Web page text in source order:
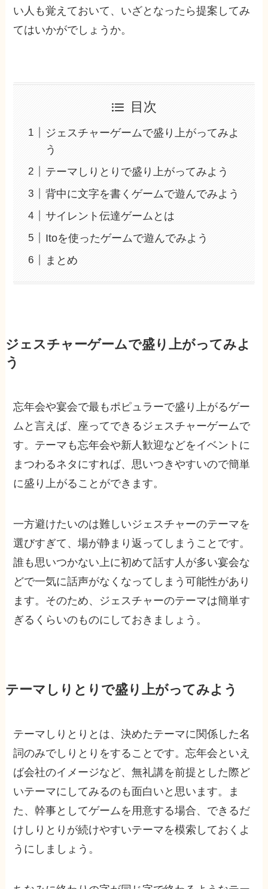
い人も覚えておいて、いざとなったら提案してみ
てはいかがでしょうか。
目次
ジェスチャーゲームで盛り上がってみよ
う
テーマしりとりで盛り上がってみよう
背中に文字を書くゲームで遊んでみよう
サイレント伝達ゲームとは
Itoを使ったゲームで遊んでみよう
まとめ
ジェスチャーゲームで盛り上がってみよ
う
忘年会や宴会で最もポピュラーで盛り上がるゲー
ムと言えば、座ってできるジェスチャーゲームで
す。テーマも忘年会や新人歓迎などをイベントに
まつわるネタにすれば、思いつきやすいので簡単
に盛り上がることができます。
一方避けたいのは難しいジェスチャーのテーマを
選びすぎて、場が静まり返ってしまうことです。
誰も思いつかない上に初めて話す人が多い宴会な
どで一気に話声がなくなってしまう可能性があり
ます。そのため、ジェスチャーのテーマは簡単す
ぎるくらいのものにしておきましょう。
テーマしりとりで盛り上がってみよう
テーマしりとりとは、決めたテーマに関係した名
詞のみでしりとりをすることです。忘年会といえ
ば会社のイメージなど、無礼講を前提とした際ど
いテーマにしてみるのも面白いと思います。ま
た、幹事としてゲームを用意する場合、できるだ
けしりとりが続けやすいテーマを模索しておくよ
うにしましょう。